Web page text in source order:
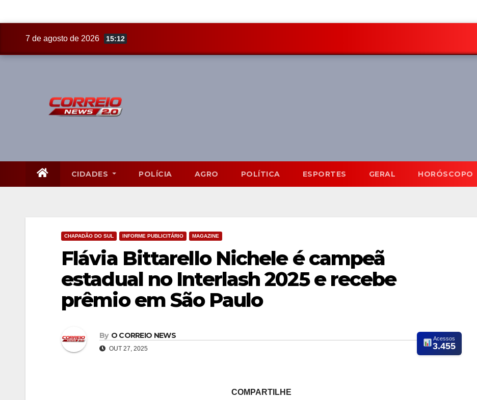
7 de agosto de 2026 15:12
CIDADES POLÍCIA AGRO POLÍTICA ESPORTES GERAL HORÓSCOPO
CHAPADÃO DO SUL INFORME PUBLICITÁRIO MAGAZINE
Flávia Bittarello Nichele é campeã
estadual no Interlash 2025 e recebe
prêmio em São Paulo
By O CORREIO NEWS
OUT 27, 2025
Acessos
3.455
COMPARTILHE